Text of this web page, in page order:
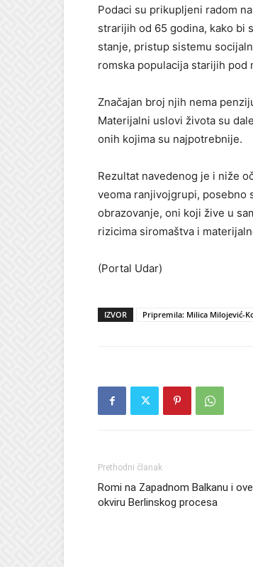
Podaci su prikupljeni radom
strarijih od 65 godina, kako bi
stanje, pristup sistemu
romska populacija starijih pod
Značajan broj njih nema
Materijalni uslovi života su
onih kojima su najpotrebnije.
Rezultat navedenog je i niže
veoma ranjivojgrupi, posebno
obrazovanje, oni koji žive u
rizicima siromaštva i
(Portal Udar)
IZVOR Pripremila: Milica Milojević-
Prethodni članak
Romi na Zapadnom Balkanu i
okviru Berlinskog procesa